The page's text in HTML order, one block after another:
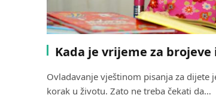
Kada je vrijeme za brojeve
Ovladavanje vještinom pisanja za dijete
korak u životu. Zato ne treba čekati da…